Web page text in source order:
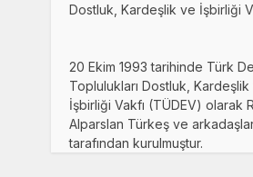
Dostluk, Kardeşlik ve İşbirliği
20 Ekim 1993 tarihinde Türk
Toplulukları Dostluk, Kardeşlik
İşbirliği Vakfı (TÜDEV) olarak
Alparslan Türkeş ve
tarafından kurulmuştur.